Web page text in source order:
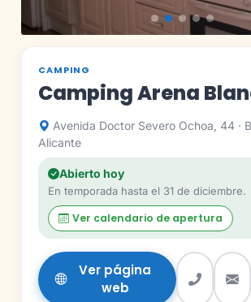
CAMPING
Camping Arena
Avenida Doctor Severo Ochoa, 44 ·
Alicante
Abierto hoy
En temporada hasta el 31 de diciembre.
Ver calendario de apertura
Ver página
web